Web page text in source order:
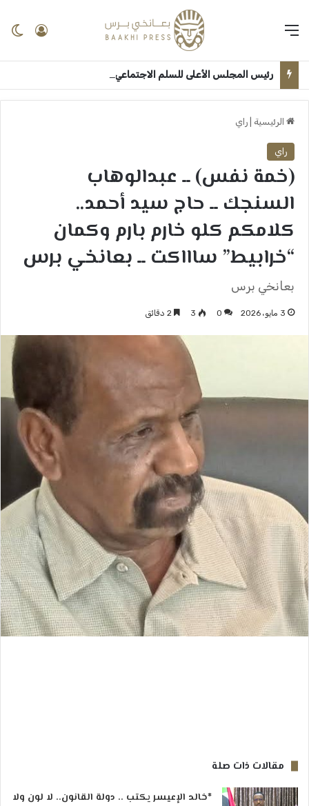
الرئيسية راي
راي
(خمة نفس) ــ عبدالوهاب
السنجك ــ حاج سيد أحمد..
كلامكم كلو خارم بارم وكمان
“خرابيط” ساااكت ــ بعانخي برس
بعانخي برس
3 مايو، 2026 0
3
مقالات ذات صلة
*خالد الإعيسر يكتب .. دولة القانون.. لا لون ولا